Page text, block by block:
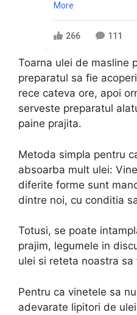
More
266 111
Toarna ulei de masline
preparatul sa fie
rece cateva ore, apoi
serveste preparatul
paine prajita.
Metoda simpla pentru
absoarba mult ulei:
diferite forme sunt
dintre noi, cu conditia
Totusi, se poate
prajim, legumele in
ulei si reteta noastra sa
Pentru ca vinetele sa
adevarate lipitori de